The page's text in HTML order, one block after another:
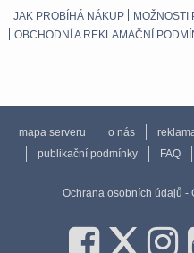
JAK PROBÍHÁ NÁKUP
MOŽNOSTI
OBCHODNÍ A REKLAMAČNÍ
mapa serveru o nás
publikační podmínky
FAQ
Ochrana osobních údajů -